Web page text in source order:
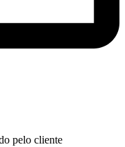
pelo cliente